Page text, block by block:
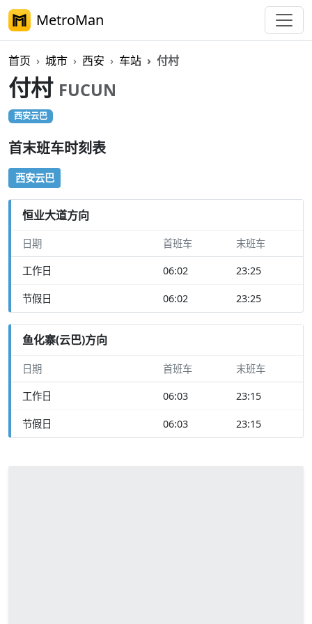
MetroMan
首页 城市 西安 车站 付村
付村 FUCUN
西安云巴
首末班车时刻表
西安云巴
恒业大道方向
日期 首班车 末班车
工作日 06:02 23:25
节假日 06:02 23:25
鱼化寨(云巴)方向
日期 首班车 末班车
工作日 06:03 23:15
节假日 06:03 23:15